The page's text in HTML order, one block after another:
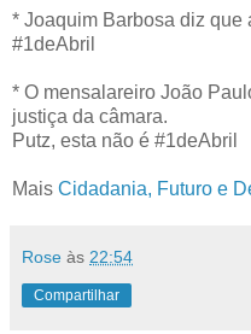
* Joaquim Barbosa diz que
#1deAbril
* O mensalareiro João
justiça da câmara.
Putz, esta não é #1deAbril
Mais Cidadania, Futuro e
Rose às 22:54
Compartilhar